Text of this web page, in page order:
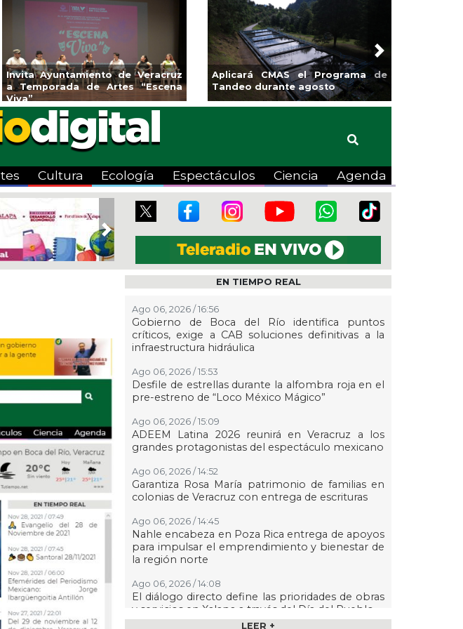
Coatzacoalcos impulsa la
halterofilia con la Copa Coyote
2026
Continúa Coatza Vive el Verano
2026 con cine, actividades
lúdicas y expo
Next
Cultura Ecología Espectáculos Ciencia Agenda
Next
EN TIEMPO REAL
Ago 06, 2026 / 16:56
Gobierno de Boca del Río identifica puntos
críticos, exige a CAB soluciones definitivas a la
infraestructura hidráulica
Ago 06, 2026 / 15:53
Desfile de estrellas durante la alfombra roja en el
pre-estreno de “Loco México Mágico”
Ago 06, 2026 / 15:09
ADEEM Latina 2026 reunirá en Veracruz a los
grandes protagonistas del espectáculo mexicano
Ago 06, 2026 / 14:52
Garantiza Rosa María patrimonio de familias en
colonias de Veracruz con entrega de escrituras
Ago 06, 2026 / 14:45
Nahle encabeza en Poza Rica entrega de apoyos
para impulsar el emprendimiento y bienestar de
la región norte
Ago 06, 2026 / 14:08
El diálogo directo define las prioridades de obras
y servicios en Xalapa a través del Día del Pueblo
LEER +